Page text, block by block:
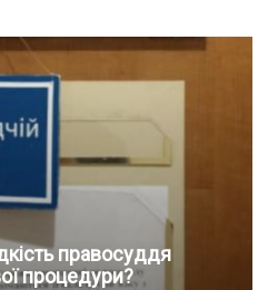
правосуддя
процедури?